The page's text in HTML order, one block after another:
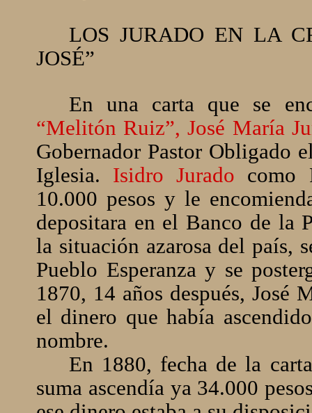
LOS JURADO EN LA
JOSÉ”
En una carta que se
“Melitón Ruiz”, José María
Gobernador Pastor Obligado
Iglesia. Isidro Jurado como
10.000 pesos y le
depositara en el Banco de la
la situación azarosa del país,
Pueblo Esperanza y se
1870, 14 años después, José
el dinero que había
nombre.
En 1880, fecha de la
suma ascendía ya 34.000